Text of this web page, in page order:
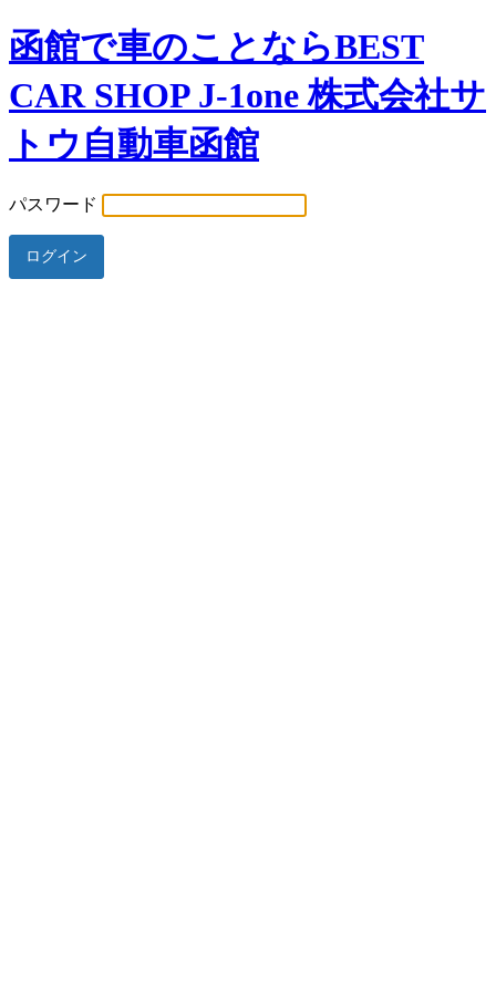
函館で車のことならBEST
CAR SHOP J-1one 株式会社サ
トウ自動車函館
パスワード